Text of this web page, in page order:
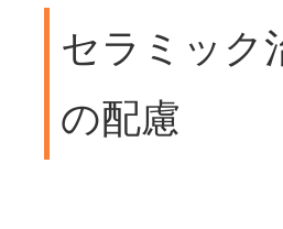
セラミック
の配慮